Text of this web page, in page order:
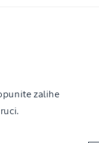
zalihe